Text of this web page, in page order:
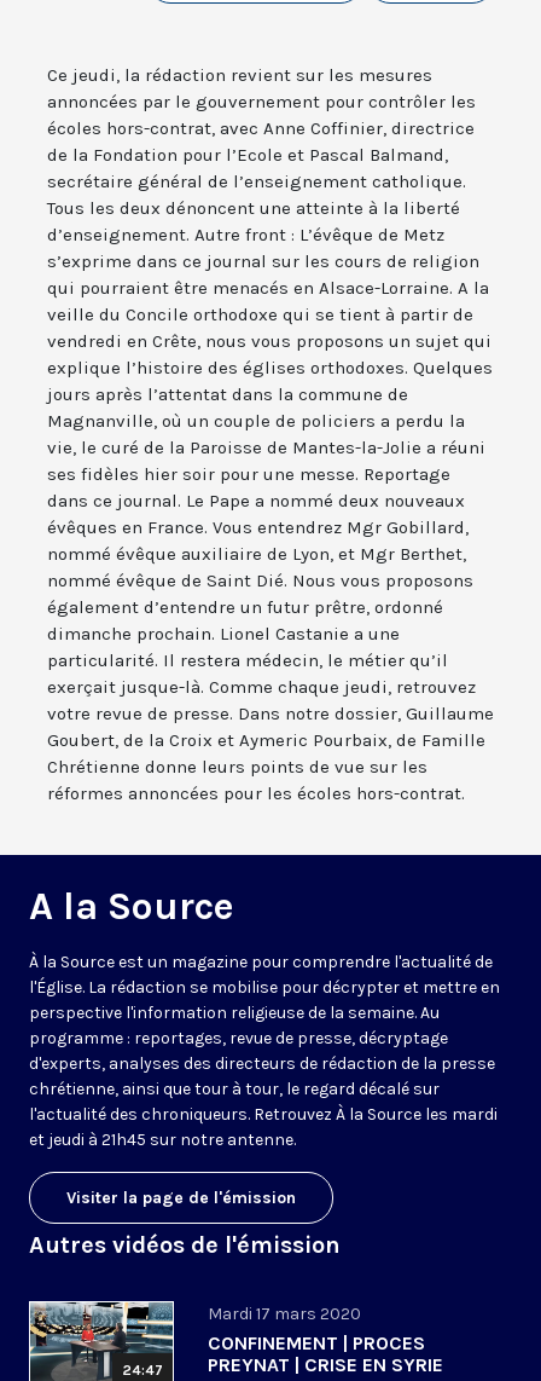
Ce jeudi, la rédaction revient sur les mesures
annoncées par le gouvernement pour contrôler les
écoles hors-contrat, avec Anne Coffinier, directrice
de la Fondation pour l’Ecole et Pascal Balmand,
secrétaire général de l’enseignement catholique.
Tous les deux dénoncent une atteinte à la liberté
d’enseignement. Autre front : L’évêque de Metz
s’exprime dans ce journal sur les cours de religion
qui pourraient être menacés en Alsace-Lorraine. A la
veille du Concile orthodoxe qui se tient à partir de
vendredi en Crête, nous vous proposons un sujet qui
explique l’histoire des églises orthodoxes. Quelques
jours après l’attentat dans la commune de
Magnanville, où un couple de policiers a perdu la
vie, le curé de la Paroisse de Mantes-la-Jolie a réuni
ses fidèles hier soir pour une messe. Reportage
dans ce journal. Le Pape a nommé deux nouveaux
évêques en France. Vous entendrez Mgr Gobillard,
nommé évêque auxiliaire de Lyon, et Mgr Berthet,
nommé évêque de Saint Dié. Nous vous proposons
également d’entendre un futur prêtre, ordonné
dimanche prochain. Lionel Castanie a une
particularité. Il restera médecin, le métier qu’il
exerçait jusque-là. Comme chaque jeudi, retrouvez
votre revue de presse. Dans notre dossier, Guillaume
Goubert, de la Croix et Aymeric Pourbaix, de Famille
Chrétienne donne leurs points de vue sur les
réformes annoncées pour les écoles hors-contrat.
A la Source
À la Source est un magazine pour comprendre l'actualité de
l'Église. La rédaction se mobilise pour décrypter et mettre en
perspective l'information religieuse de la semaine. Au
programme : reportages, revue de presse, décryptage
d'experts, analyses des directeurs de rédaction de la presse
chrétienne, ainsi que tour à tour, le regard décalé sur
l'actualité des chroniqueurs. Retrouvez À la Source les mardi
et jeudi à 21h45 sur notre antenne.
Visiter la page de l'émission
Autres vidéos de l'émission
24:47
Mardi 17 mars 2020
CONFINEMENT | PROCES
PREYNAT | CRISE EN SYRIE